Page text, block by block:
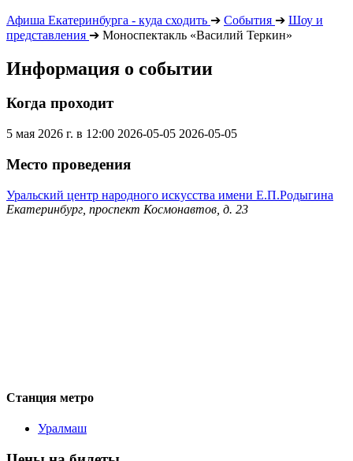
Афиша Екатеринбурга - куда сходить ➔ События ➔ Шоу и
представления ➔ Моноспектакль «Василий Теркин»
Информация о событии
Когда проходит
5 мая 2026 г. в 12:00 2026-05-05 2026-05-05
Место проведения
Уральский центр народного искусства имени Е.П.Родыгина
Екатеринбург, проспект Космонавтов, д. 23
Станция метро
Уралмаш